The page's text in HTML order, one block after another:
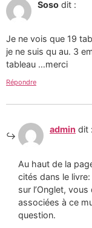
Soso dit :
Je ne vois que 19
je ne suis qu au. 3
tableau …merci
Répondre
admin dit :
Au haut de la
cités dans le
sur l’Onglet,
associées à ce
question.